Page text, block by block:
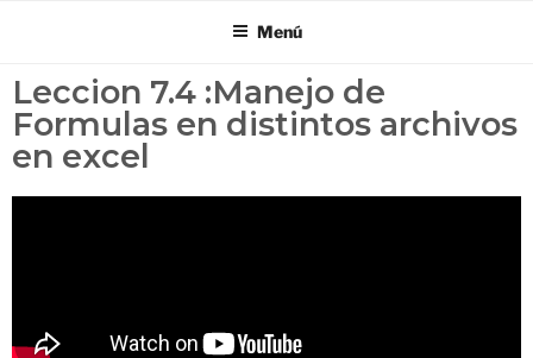
Menú
Leccion 7.4 :Manejo de
Formulas en distintos archivos
en excel